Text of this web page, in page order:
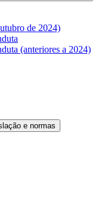
de 2024)
(anteriores a 2024)
e normas